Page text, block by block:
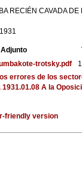
RECIÉN CAVADA DE
Adjunto
trotsky.pdf
errores de los
1931.01.08 A la
friendly version